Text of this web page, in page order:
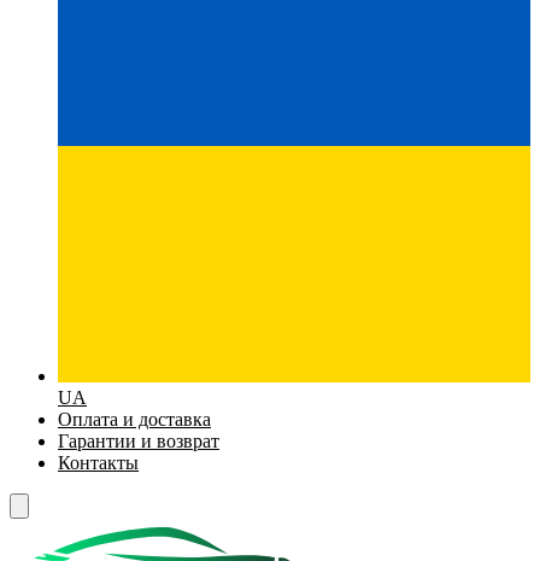
UA
Оплата и доставка
Гарантии и возврат
Контакты